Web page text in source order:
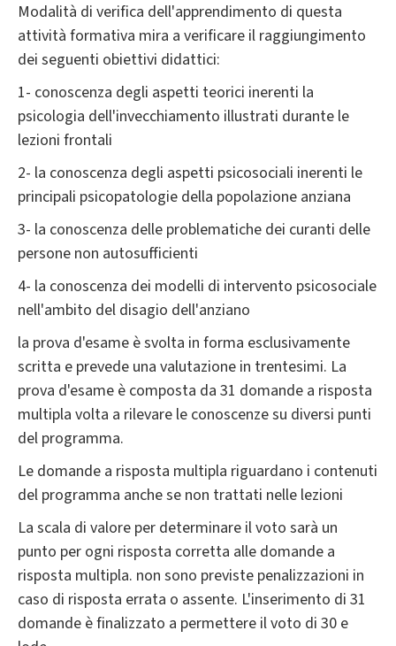
Modalità di verifica dell'apprendimento di questa
attività formativa mira a verificare il raggiungimento
dei seguenti obiettivi didattici:
1- conoscenza degli aspetti teorici inerenti la
psicologia dell'invecchiamento illustrati durante le
lezioni frontali
2- la conoscenza degli aspetti psicosociali inerenti le
principali psicopatologie della popolazione anziana
3- la conoscenza delle problematiche dei curanti delle
persone non autosufficienti
4- la conoscenza dei modelli di intervento psicosociale
nell'ambito del disagio dell'anziano
la prova d'esame è svolta in forma esclusivamente
scritta e prevede una valutazione in trentesimi. La
prova d'esame è composta da 31 domande a risposta
multipla volta a rilevare le conoscenze su diversi punti
del programma.
Le domande a risposta multipla riguardano i contenuti
del programma anche se non trattati nelle lezioni
La scala di valore per determinare il voto sarà un
punto per ogni risposta corretta alle domande a
risposta multipla. non sono previste penalizzazioni in
caso di risposta errata o assente. L'inserimento di 31
domande è finalizzato a permettere il voto di 30 e